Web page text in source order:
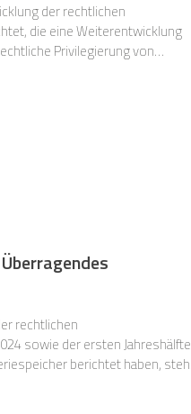
der rechtlichen
Privilegierung von
rechtlichen
sowie der ersten Jahreshälfte